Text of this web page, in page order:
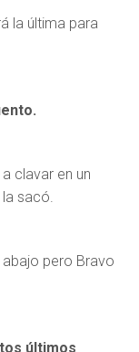
la última para
clavar en un
la sacó.
pero Bravo
últimos